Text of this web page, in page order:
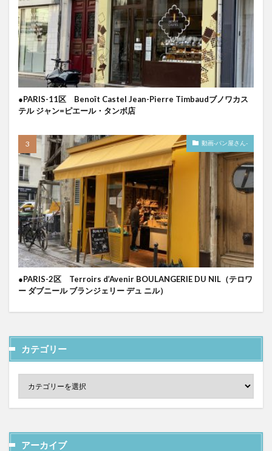
●PARIS-11区 Benoît Castel Jean-Pierre Timbaudブノワカス
テル ジャン=ピエール・タンボ店
動画-パン屋さん-
●PARIS-2区 Terroirs d’Avenir BOULANGERIE DU NIL（テロワ
ー ダブニール ブランジェリー デュ ニル）
カテゴリー
アーカイブ